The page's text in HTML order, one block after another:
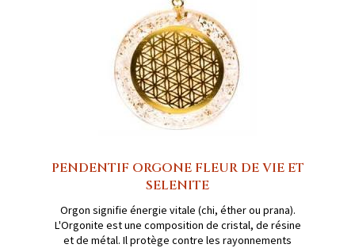
PENDENTIF ORGONE FLEUR DE VIE ET
SELENITE
Orgon signifie énergie vitale (chi, éther ou prana).
L'Orgonite est une composition de cristal, de résine
et de métal. Il protège contre les rayonnements